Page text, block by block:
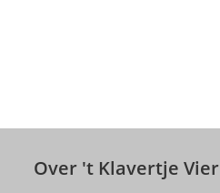
Over 't Klavertje Vier